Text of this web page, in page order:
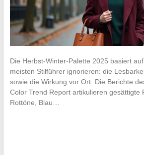
Die Herbst-Winter-Palette 2025 basiert
meisten Stilführer ignorieren: die
sowie die Wirkung vor Ort. Die Berichte
Color Trend Report artikulieren gesättigte
Rottöne, Blau…